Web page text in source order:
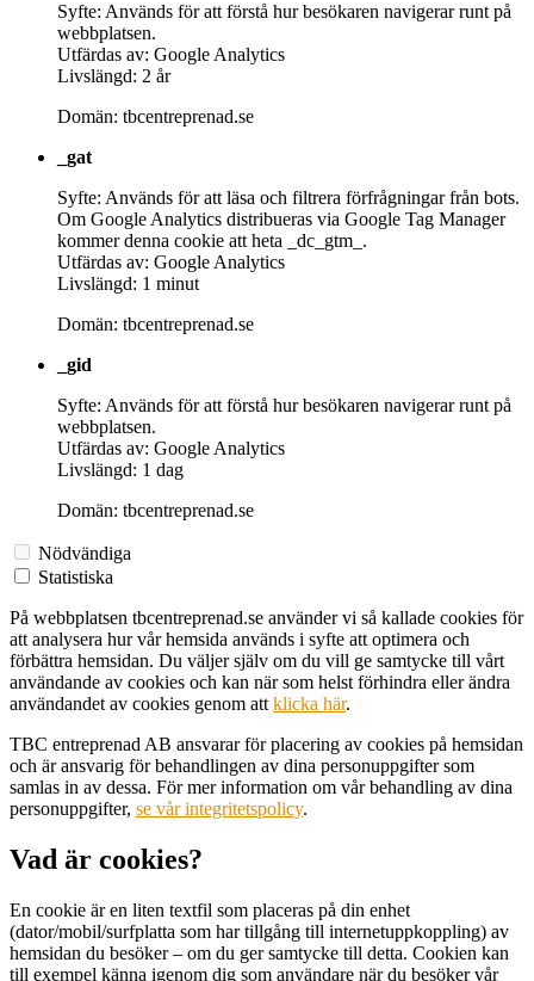
Syfte: Används för att förstå hur besökaren navigerar runt på
webbplatsen.
Utfärdas av: Google Analytics
Livslängd: 2 år
Domän: tbcentreprenad.se
_gat
Syfte: Används för att läsa och filtrera förfrågningar från bots.
Om Google Analytics distribueras via Google Tag Manager
kommer denna cookie att heta _dc_gtm_.
Utfärdas av: Google Analytics
Livslängd: 1 minut
Domän: tbcentreprenad.se
_gid
Syfte: Används för att förstå hur besökaren navigerar runt på
webbplatsen.
Utfärdas av: Google Analytics
Livslängd: 1 dag
Domän: tbcentreprenad.se
Nödvändiga
Statistiska
På webbplatsen tbcentreprenad.se använder vi så kallade cookies för
att analysera hur vår hemsida används i syfte att optimera och
förbättra hemsidan. Du väljer själv om du vill ge samtycke till vårt
användande av cookies och kan när som helst förhindra eller ändra
användandet av cookies genom attklicka här.
TBC entreprenad AB ansvarar för placering av cookies på hemsidan
och är ansvarig för behandlingen av dina personuppgifter som
samlas in av dessa. För mer information om vår behandling av dina
personuppgifter, se vår integritetspolicy.
Vad är cookies?
En cookie är en liten textfil som placeras på din enhet
(dator/mobil/surfplatta som har tillgång till internetuppkoppling) av
hemsidan du besöker – om du ger samtycke till detta. Cookien kan
till exempel känna igenom dig som användare när du besöker vår